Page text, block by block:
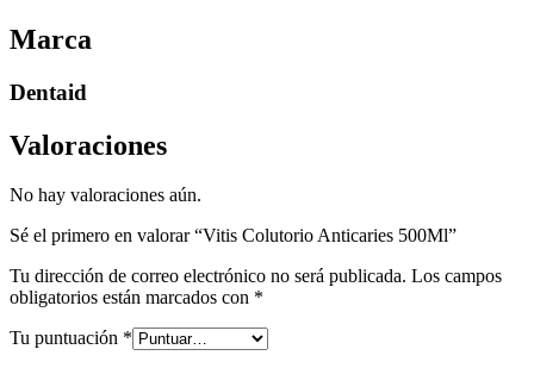
Marca
Dentaid
Valoraciones
No hay valoraciones aún.
Sé el primero en valorar “Vitis Colutorio Anticaries 500Ml”
Tu dirección de correo electrónico no será publicada. Los campos
obligatorios están marcados con *
Tu puntuación *